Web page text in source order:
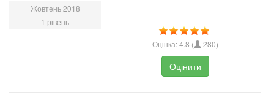
Жовтень 2018
1 рівень
Оцінка:4.8 ( 280)
Оцінити